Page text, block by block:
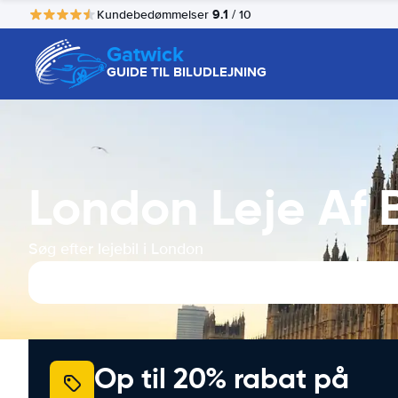
Kundebedømmelser 9.1 / 10
Gatwick
GUIDE TIL BILUDLEJNING
London Leje Af
Søg efter lejebil i London
Op til 20% rabat på